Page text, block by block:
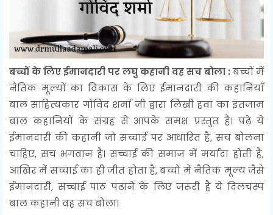
बच्चों के लिए ईमानदारी पर लघु कहानी वह सच बोला : बच्चों में
नैतिक मूल्यों का विकास के लिए ईमानदारी की कहानियाँ
बाल साहित्यकार गोविंद शर्मा जी द्वारा लिखी हवा का इंतजाम
बाल कहानियों के संग्रह से आपके समक्ष प्रस्तुत है। पढ़े ये
ईमानदारी की कहानी जो सच्चाई पर आधारित है, सच बोलना
चाहिए, सच भगवान है। सच्चाई की समाज में मर्यादा होती है,
आखिर में सच्चाई का ही जीत होता है, बच्चों में नैतिक मूल्य जैसे
ईमानदारी, सच्चाई पाठ पढ़ाने के लिए जरूरी है ये दिलचस्प
बाल कहानी वह सच बोला।